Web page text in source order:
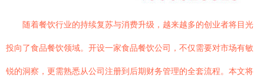
随着餐饮行业的持续复苏与消费升级，越来越多的创业者将目光
投向了食品餐饮领域。开设一家食品餐饮公司，不仅需要对市场有敏
锐的洞察，更需熟悉从公司注册到后期财务管理的全套流程。本文将